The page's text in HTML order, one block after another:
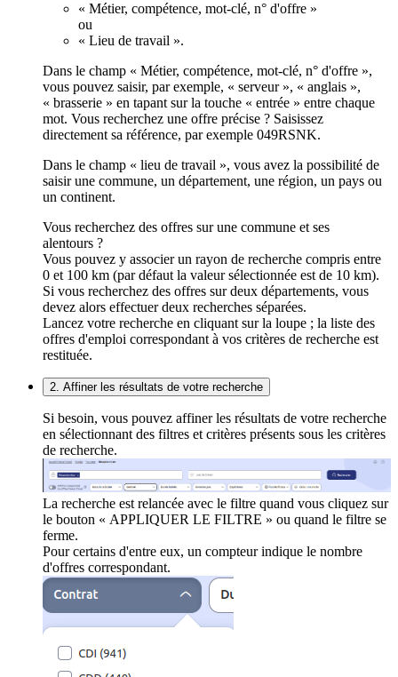
« Métier, compétence, mot-clé, n° d'offre »
ou
« Lieu de travail ».
Dans le champ « Métier, compétence, mot-clé, n° d'offre »,
vous pouvez saisir, par exemple, « serveur », « anglais »,
« brasserie » en tapant sur la touche « entrée » entre chaque
mot. Vous recherchez une offre précise ? Saisissez
directement sa référence, par exemple 049RSNK.
Dans le champ « lieu de travail », vous avez la possibilité de
saisir une commune, un département, une région, un pays ou
un continent.
Vous recherchez des offres sur une commune et ses
alentours ?
Vous pouvez y associer un rayon de recherche compris entre
0 et 100 km (par défaut la valeur sélectionnée est de 10 km).
Si vous recherchez des offres sur deux départements, vous
devez alors effectuer deux recherches séparées.
Lancez votre recherche en cliquant sur la loupe ; la liste des
offres d'emploi correspondant à vos critères de recherche est
restituée.
2. Affiner les résultats de votre recherche
Si besoin, vous pouvez affiner les résultats de votre recherche
en sélectionnant des filtres et critères présents sous les critères
de recherche.
La recherche est relancée avec le filtre quand vous cliquez sur
le bouton « APPLIQUER LE FILTRE » ou quand le filtre se
ferme.
Pour certains d'entre eux, un compteur indique le nombre
d'offres correspondant.